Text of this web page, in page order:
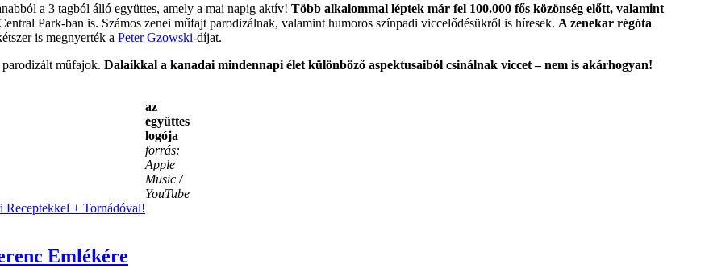
a 3 tagból álló együttes, amely a mai napig aktív! Több alkalommal léptek már fel 100.000 fős közönség előtt, valamint
Park-ban is. Számos zenei műfajt parodizálnak, valamint humoros színpadi viccelődésükről is híresek. A zenekar régóta
is megnyerték a Peter Gzowski-díjat.
műfajok. Dalaikkal a kanadai mindennapi élet különböző aspektusaiból csinálnak viccet – nem is akárhogyan!
az
együttes
logója
forrás:
Apple
Music /
YouTube
Receptekkel + Tornádóval!
Emlékére